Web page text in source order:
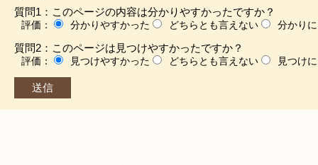
質問1：このページの内容は分かりやすかったですか？
評価： 分かりやすかった どちらとも言えない 分かり
質問2：このページは見つけやすかったですか？
評価： 見つけやすかった どちらとも言えない 見つけ